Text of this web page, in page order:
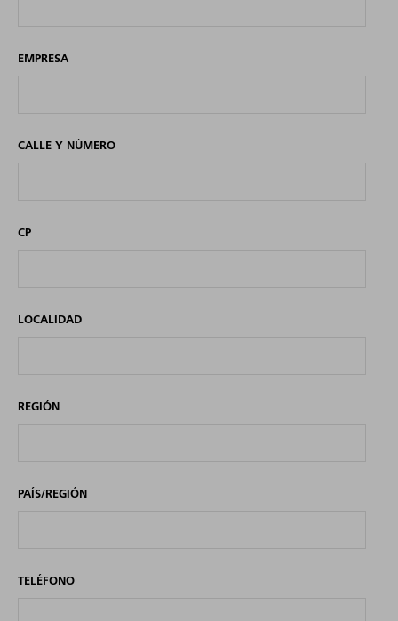
EMPRESA
CALLE Y NÚMERO
CP
LOCALIDAD
REGIÓN
PAÍS/REGIÓN
TELÉFONO